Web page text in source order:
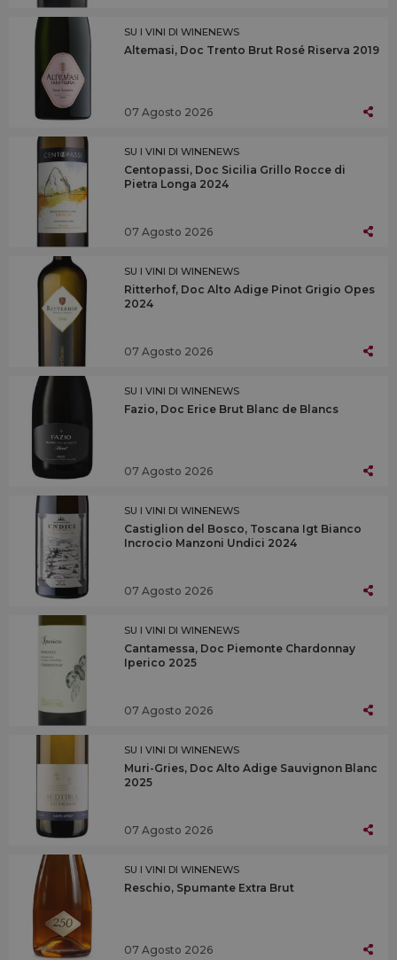
SU I VINI DI WINENEWS
Altemasi, Doc Trento Brut Rosé Riserva 2019
07 Agosto 2026
SU I VINI DI WINENEWS
Centopassi, Doc Sicilia Grillo Rocce di
Pietra Longa 2024
07 Agosto 2026
SU I VINI DI WINENEWS
Ritterhof, Doc Alto Adige Pinot Grigio Opes
2024
07 Agosto 2026
SU I VINI DI WINENEWS
Fazio, Doc Erice Brut Blanc de Blancs
07 Agosto 2026
SU I VINI DI WINENEWS
Castiglion del Bosco, Toscana Igt Bianco
Incrocio Manzoni Undici 2024
07 Agosto 2026
SU I VINI DI WINENEWS
Cantamessa, Doc Piemonte Chardonnay
Iperico 2025
07 Agosto 2026
SU I VINI DI WINENEWS
Muri-Gries, Doc Alto Adige Sauvignon Blanc
2025
07 Agosto 2026
SU I VINI DI WINENEWS
Reschio, Spumante Extra Brut
07 Agosto 2026